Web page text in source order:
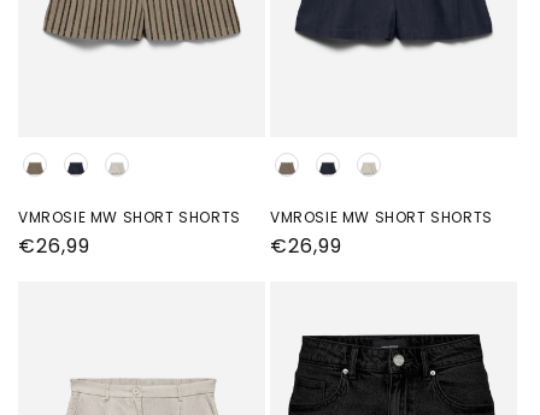
Kleur
VMROSIE MW SHORT SHORTS
Normale
€26,99
Kleur
VMROSIE MW SHORT SHORTS
Normale
€26,99